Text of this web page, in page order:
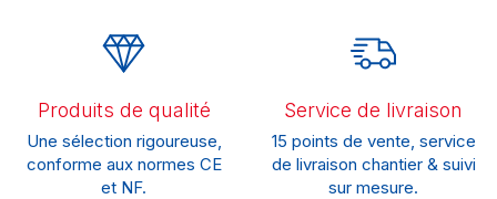
Produits de qualité
Une sélection rigoureuse,
conforme aux normes CE
et NF.
Service de livraison
15 points de vente, service
de livraison chantier & suivi
sur mesure.